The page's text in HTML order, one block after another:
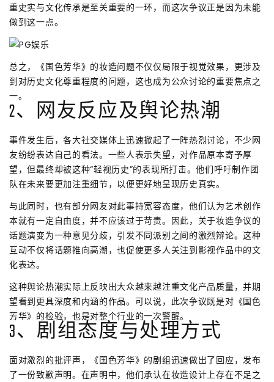
重史实与文化传承是至关重要的一环，而这次争议正是因为未能
做到这一点。
总之，《国色芳华》的妆造问题不仅仅局限于视觉效果，更涉及
到对历史文化尊重程度的问题，这也成为公众讨论的重要焦点之
一。
2、网友反应及舆论热潮
事件发生后，各大社交媒体上迅速掀起了一阵热烈讨论，不少网
友纷纷表达自己的看法。一些人表示失望，对作品原本寄予厚
望，但最终却被这种“轻视历史”的表现所打击。他们呼吁制作团
队在未来要更加注重细节，以便更好地呈现历史真实。
与此同时，也有部分网友对此事持宽容态度，他们认为艺术创作
本就有一定自由度，并不应该过于苛责。因此，关于妆造争议的
话题演变为一种意见分歧，引发不同派别之间的激烈辩论。这种
互动不仅将话题推向高潮，也促使更多人关注到影视作品中的文
化表达。
这种舆论热潮实际上反映出大众越来越注重文化产品质量，并期
望看到更具深度和内涵的作品。可以说，此次争议既是对《国色
芳华》的检验，也是对整个行业的一次警醒。
3、剧组态度与处理方式
面对激烈的批评声，《国色芳华》的剧组迅速做出了回应，发布
了一份致歉声明。在声明中，他们承认在妆造设计上存在不足之